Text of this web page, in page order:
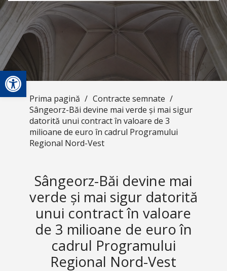
Deschide bara de unelte
Prima pagină / Contracte semnate /
Sângeorz-Băi devine mai verde și mai sigur
datorită unui contract în valoare de 3
milioane de euro în cadrul Programului
Regional Nord-Vest
Sângeorz-Băi devine mai
verde și mai sigur datorită
unui contract în valoare
de 3 milioane de euro în
cadrul Programului
Regional Nord-Vest